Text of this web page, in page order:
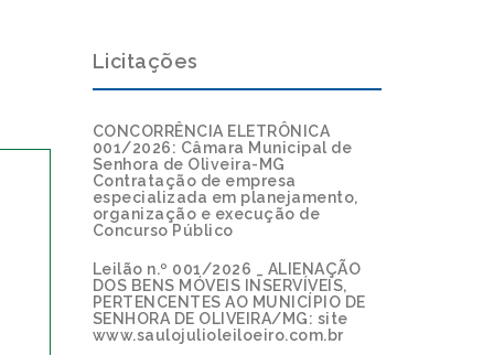
Licitações
CONCORRÊNCIA ELETRÔNICA
001/2026: Câmara Municipal de
Senhora de Oliveira-MG
Contratação de empresa
especializada em planejamento,
organização e execução de
Concurso Público
Leilão n.º 001/2026 _ ALIENAÇÃO
DOS BENS MÓVEIS INSERVÍVEIS,
PERTENCENTES AO MUNICÍPIO DE
SENHORA DE OLIVEIRA/MG: site
www.saulojulioleiloeiro.com.br